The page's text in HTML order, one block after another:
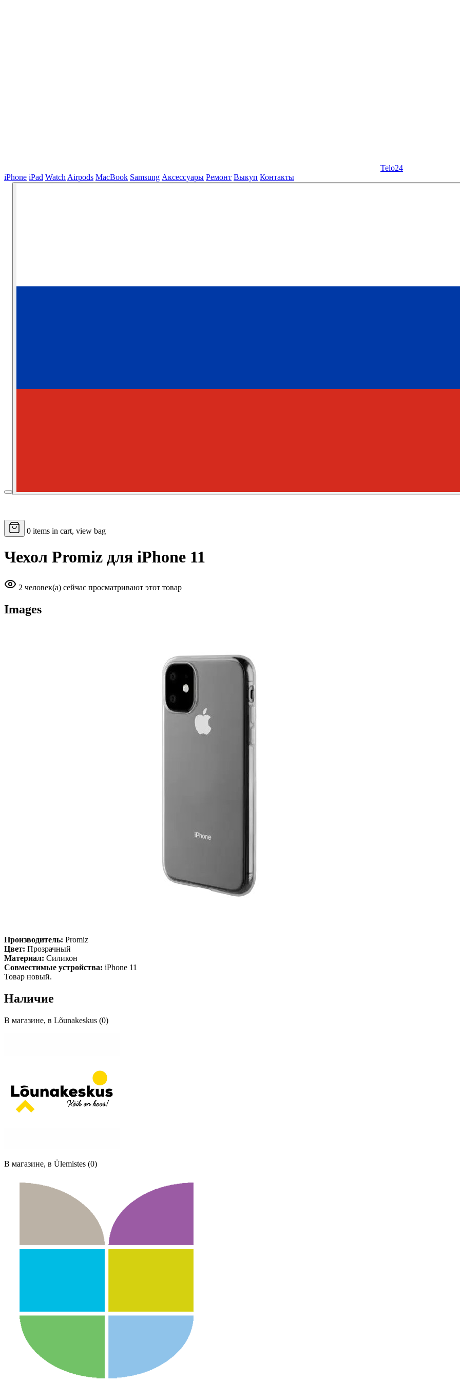
Telo24
iPhone iPad Watch Airpods MacBook Samsung Аксессуары Ремонт Выкуп Контакты
0 items in cart, view bag
Чехол Promiz для iPhone 11
2 человек(а) сейчас просматривают этот товар
Images
Производитель: Promiz
Цвет: Прозрачный
Материал: Силикон
Совместимые устройства: iPhone 11
Товар новый.
Наличие
В магазине, в Lõunakeskus (0)
В магазине, в Ülemistes (0)